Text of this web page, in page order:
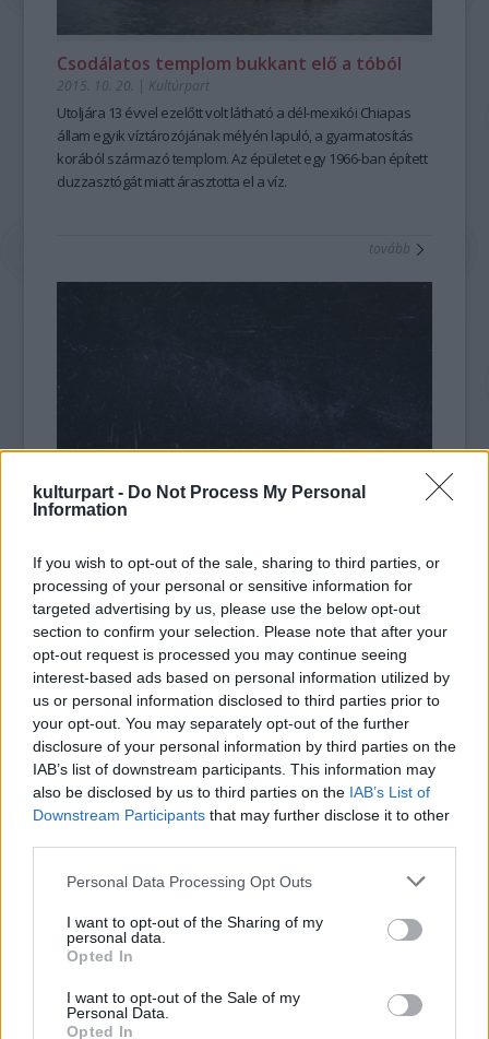
kulturpart - Do Not Process My Personal
Information
If you wish to opt-out of the sale, sharing to third parties, or
processing of your personal or sensitive information for
targeted advertising by us, please use the below opt-out
section to confirm your selection. Please note that after your
opt-out request is processed you may continue seeing
interest-based ads based on personal information utilized by
us or personal information disclosed to third parties prior to
your opt-out. You may separately opt-out of the further
disclosure of your personal information by third parties on the
IAB’s list of downstream participants. This information may
also be disclosed by us to third parties on the IAB’s List of
Downstream Participants that may further disclose it to other
Please note that this website/app uses one or more Google
not limited to your visit or usage behaviour. You may click to
grant or deny consent to Google and its third-party tags to
use your data for below specified purposes in below Google
consent section.
Personal Data Processing Opt Outs
I want to opt-out of the Sharing of my
personal data.
Opted In
I want to opt-out of the Sale of my
Personal Data.
Opted In
Csodálatos templom bukkant elő a tóból
2015. 10. 20. | Kultúrpart
Utoljára 13 évvel ezelőtt volt látható a dél-mexikói Chiapas
állam egyik víztározójának mélyén lapuló, a gyarmatosítás
korából származótemplom. Az épületet egy 1966-ban épített
duzzasztógát miattárasztotta el a víz.
tovább
Különös fények láthatók Magyarország
2015. 08. 07.|Kultúrpart
Augusztus a hullócsillagok hónapja. A leghíresebb meteorraj,
aPerseidák„tetőzése” minden évbenaugusztus 12.
környékéreesik, de már napokkal korábban elkezdődik a
csillaghullás.
tovább
2015. 08. 04.|Kultúrpart
Vihar miattki kellett üríteni az egyik legnevesebb amerikai